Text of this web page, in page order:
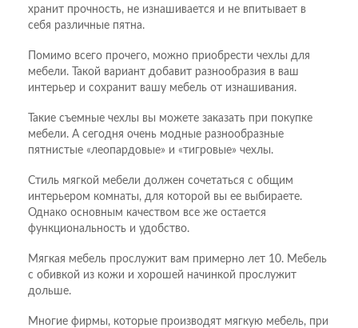
хранит прочность, не изнашивается и не впитывает в
себя различные пятна.
Помимо всего прочего, можно приобрести чехлы для
мебели. Такой вариант добавит разнообразия в ваш
интерьер и сохранит вашу мебель от изнашивания.
Такие съемные чехлы вы можете заказать при покупке
мебели. А сегодня очень модные разнообразные
пятнистые «леопардовые» и «тигровые» чехлы.
Стиль мягкой мебели должен сочетаться с общим
интерьером комнаты, для которой вы ее выбираете.
Однако основным качеством все же остается
функциональность и удобство.
Мягкая мебель прослужит вам примерно лет 10. Мебель
с обивкой из кожи и хорошей начинкой прослужит
дольше.
Многие фирмы, которые производят мягкую мебель, при